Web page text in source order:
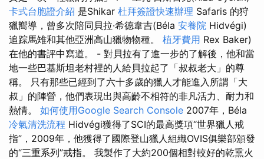
卡式台胞證介紹 是Shikar 杜拜簽證快速辦理 Safaris 的狩
獵嚮導，曾多次陪同貝拉·希德韋吉(Béla 安養院 Hidvégi)
追踪馬雉和其他亞洲高山獵物物種。 植牙費用 Rex Baker)
在他的書評中寫道。 - 對貝拉有了進一步的了解後，他和當
地一些巴基斯坦老村裡的人給貝拉起了「叔叔老大」的尊
稱。 只有那些已經到了六十多歲的獵人才能進入所謂「大
叔」的陣營，他們表現出與高齡不相符的非凡活力、耐力和
熱情。 如何使用Google Search Console 2007年，Béla
冷氣清洗流程 Hidvégi獲得了SCI的最高獎項“世界獵人戒
指”，2009年，他獲得了國際登山獵人組織OVIS俱樂部頒發
的“三重系列”戒指。 我製作了大約200個相對較好的乾熏火